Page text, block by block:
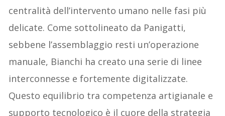
centralità dell’intervento umano nelle fasi più
delicate. Come sottolineato da Panigatti,
sebbene l’assemblaggio resti un’operazione
manuale, Bianchi ha creato una serie di linee
interconnesse e fortemente digitalizzate.
Questo equilibrio tra competenza artigianale e
supporto tecnologico è il cuore della strategia